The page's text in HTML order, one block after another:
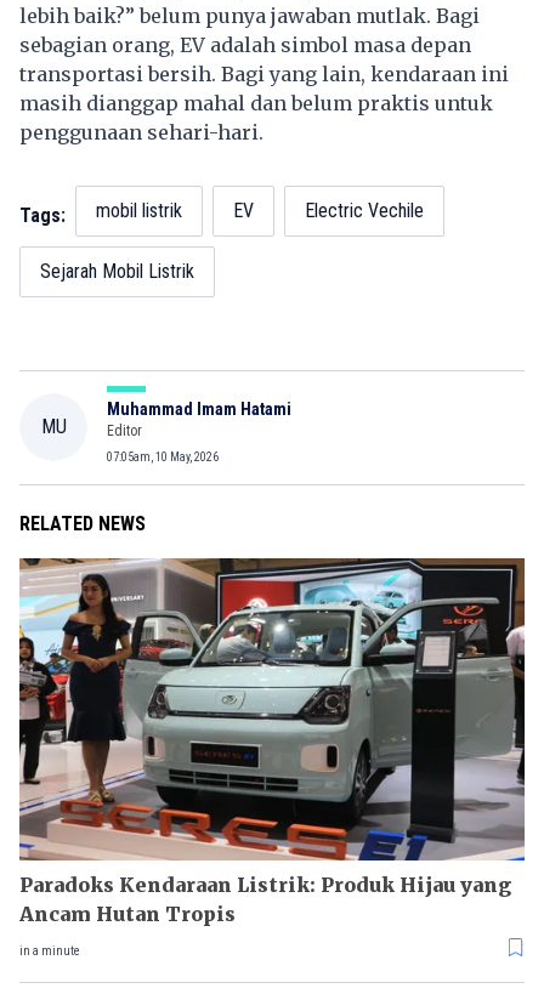
lebih baik?” belum punya jawaban mutlak. Bagi
sebagian orang, EV adalah simbol masa depan
transportasi bersih. Bagi yang lain, kendaraan ini
masih dianggap mahal dan belum praktis untuk
penggunaan sehari-hari.
Tags: mobil listrik EV Electric Vechile
Sejarah Mobil Listrik
MU
Muhammad Imam Hatami
Editor
07:05am, 10 May, 2026
RELATED NEWS
Paradoks Kendaraan Listrik: Produk Hijau yang
Ancam Hutan Tropis
in a minute